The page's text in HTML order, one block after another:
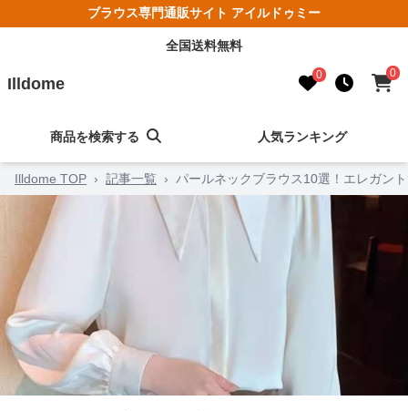
ブラウス専門通販サイト アイルドゥミー
全国送料無料
Illdome 0 0
商品を検索する 人気ランキング
Illdome TOP › 記事一覧 › パールネックブラウス10選！エレガン